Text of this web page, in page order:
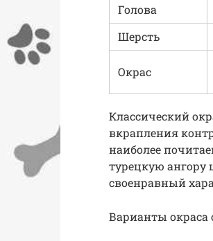
Голова
Шерсть
Окрас
Классический
вкрапления
наиболее
турецкую ангору
своенравный
Варианты окраса